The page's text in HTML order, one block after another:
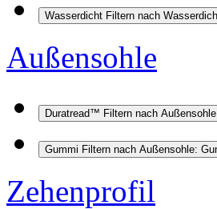
Wasserdicht Filtern nach
Außensohle
Duratread™ Filtern nach
Gummi Filtern nach Außensohle:
Zehenprofil